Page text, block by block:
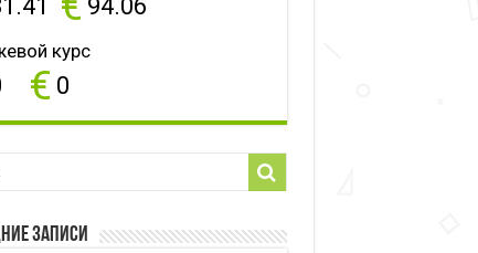
курс
€ 0
записи